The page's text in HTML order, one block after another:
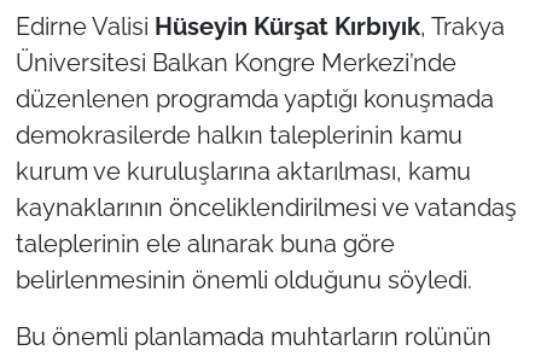
Edirne Valisi Hüseyin Kürşat Kırbıyık, Trakya
Üniversitesi Balkan Kongre Merkezi’nde
düzenlenen programda yaptığı konuşmada
demokrasilerde halkın taleplerinin kamu
kurum ve kuruluşlarına aktarılması, kamu
kaynaklarının önceliklendirilmesi ve vatandaş
taleplerinin ele alınarak buna göre
belirlenmesinin önemli olduğunu söyledi.
Bu önemli planlamada muhtarların rolünün
KIRKLARELİ
ÇANAKKALE
TÜRKİYE
Bölge
Güvenlik
Genel